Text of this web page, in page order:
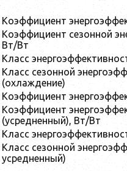
Коэффициент
Коэффициент сезонной
Вт/Вт
Класс
Класс сезонной
(охлаждение)
Коэффициент
Коэффициент
(усредненный), Вт/Вт
Класс
Класс сезонной
усредненный)